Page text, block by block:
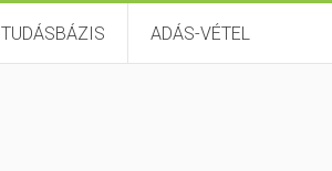
TUDÁSBÁZIS ADÁS-VÉTEL